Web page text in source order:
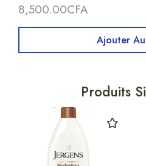
8,500.00CFA
Ajouter
Produits